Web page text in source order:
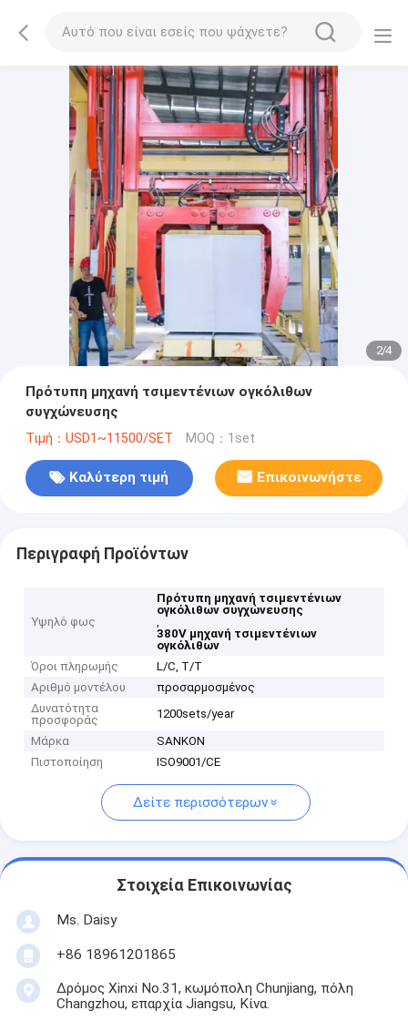
2/4
Πρότυπη μηχανή τσιμεντένιων ογκόλιθων
συγχώνευσης
Τιμή：USD1~11500/SET MOQ：1set
Καλύτερη τιμή Επικοινωνήστε
Περιγραφή Προϊόντων
Υψηλό φως
Πρότυπη μηχανή τσιμεντένιων
ογκόλιθων συγχώνευσης
,
380V μηχανή τσιμεντένιων
ογκόλιθων
Όροι πληρωμής
L/C, T/T
Αριθμό μοντέλου
προσαρμοσμένος
Δυνατότητα
προσφοράς
1200sets/year
Μάρκα
SANKON
Πιστοποίηση
ISO9001/CE
Δείτε περισσότερων
Στοιχεία Επικοινωνίας
Ms. Daisy
+86 18961201865
Δρόμος Xinxi No.31, κωμόπολη Chunjiang, πόλη
Changzhou, επαρχία Jiangsu, Κίνα.